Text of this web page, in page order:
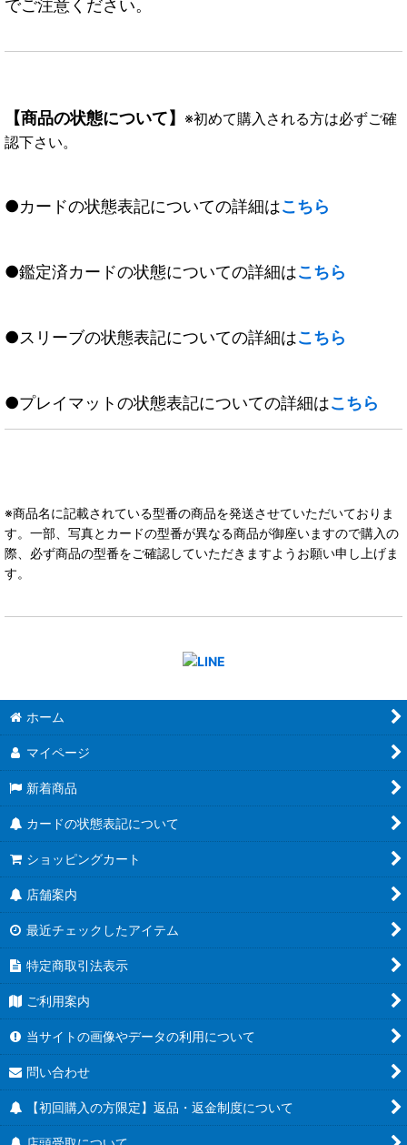
でご注意ください。
【商品の状態について】 ※初めて購入される方は必ずご確
認下さい。
●カードの状態表記についての詳細はこちら
●鑑定済カードの状態についての詳細はこちら
●スリーブの状態表記についての詳細はこちら
●プレイマットの状態表記についての詳細はこちら
※商品名に記載されている型番の商品を発送させていただいておりま
す。一部、写真とカードの型番が異なる商品が御座いますので購入の
際、必ず商品の型番をご確認していただきますようお願い申し上げま
す。
ホーム
マイページ
新着商品
カードの状態表記について
ショッピングカート
店舗案内
最近チェックしたアイテム
特定商取引法表示
ご利用案内
当サイトの画像やデータの利用について
問い合わせ
【初回購入の方限定】返品・返金制度について